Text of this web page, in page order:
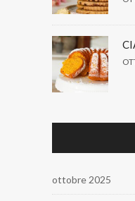
ottobre 2025